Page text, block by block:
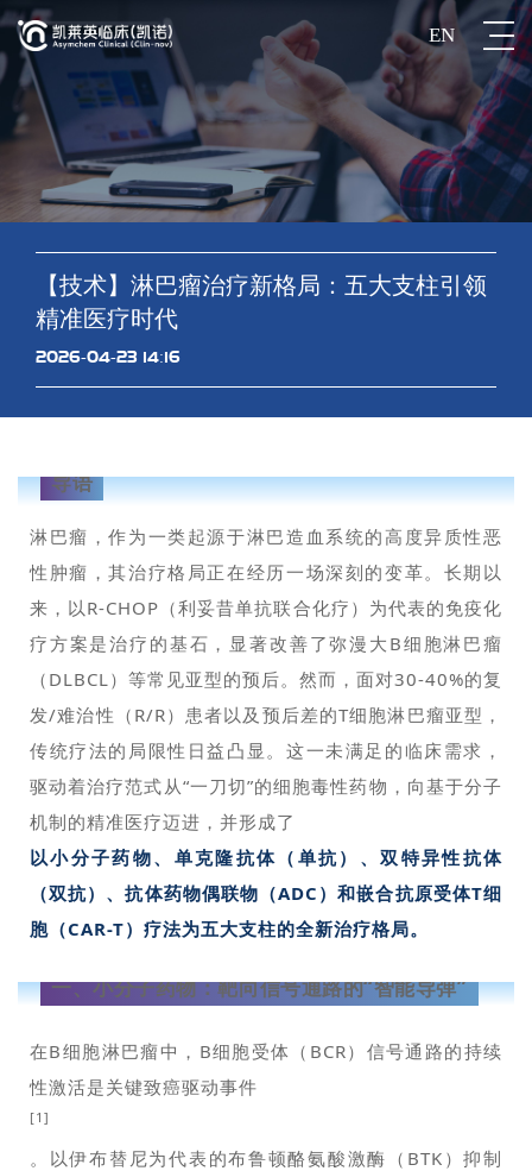
EN
【技术】淋巴瘤治疗新格局：五大支柱引领
精准医疗时代
2026-04-23 14:16
导语
淋巴瘤，作为一类起源于淋巴造血系统的高度异质性恶
性肿瘤，其治疗格局正在经历一场深刻的变革。长期以
来，以R-CHOP（利妥昔单抗联合化疗）为代表的免疫化
疗方案是治疗的基石，显著改善了弥漫大B细胞淋巴瘤
（DLBCL）等常见亚型的预后。然而，面对30-40%的复
发/难治性（R/R）患者以及预后差的T细胞淋巴瘤亚型，
传统疗法的局限性日益凸显。这一未满足的临床需求，
驱动着治疗范式从“一刀切”的细胞毒性药物，向基于分子
机制的精准医疗迈进，并形成了
以小分子药物、单克隆抗体（单抗）、双特异性抗体
（双抗）、抗体药物偶联物（ADC）和嵌合抗原受体T细
胞（CAR-T）疗法为五大支柱的全新治疗格局。
一、小分子药物：靶向信号通路的“智能导弹”
在B细胞淋巴瘤中，B细胞受体（BCR）信号通路的持续
性激活是关键致癌驱动事件
[1]
。以伊布替尼为代表的布鲁顿酪氨酸激酶（BTK）抑制